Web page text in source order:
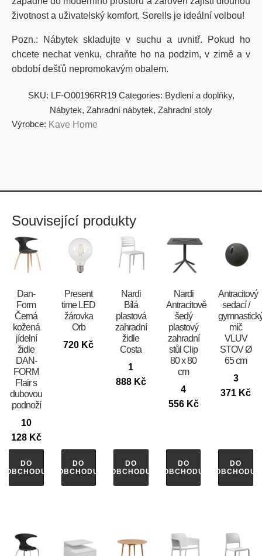
životnost a uživatelský komfort, Sorells je ideální volbou!
Pozn.: Nábytek skladujte v suchu a uvnitř. Pokud ho
chcete nechat venku, chraňte ho na podzim, v zimě a v
období dešťů nepromokavým obalem.
SKU: LF-O00196RR19 Categories: Bydlení a doplňky,
Nábytek, Zahradní nábytek, Zahradní stoly
Výrobce: Kave Home
Související produkty
​​​​​Dan-
Form
Černá
kožená
jídelní
židle
DAN-
FORM
Flair s
dubovou
podnoží
10
128 Kč
DO
OBCHODU
Present
time LED
žárovka
Orb
720 Kč
DO
OBCHODU
Nardi
Bílá
plastová
zahradní
židle
Costa
1
888 Kč
DO
OBCHODU
Nardi
Antracitově
šedý
plastový
zahradní
stůl Clip
80 x 80
cm
4
556 Kč
DO
OBCHODU
Antracitový
sedací /
míč
VLUV
STOV Ø
65 cm
3
371 Kč
DO
OBCHODU